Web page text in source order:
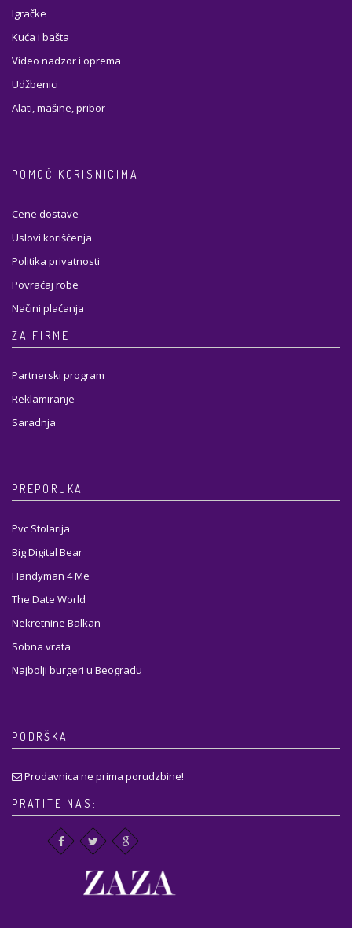
Igračke
Kuća i bašta
Video nadzor i oprema
Udžbenici
Alati, mašine, pribor
POMOĆ KORISNICIMA
Cene dostave
Uslovi korišćenja
Politika privatnosti
Povraćaj robe
Načini plaćanja
ZA FIRME
Partnerski program
Reklamiranje
Saradnja
PREPORUKA
Pvc Stolarija
Big Digital Bear
Handyman 4 Me
The Date World
Nekretnine Balkan
Sobna vrata
Najbolji burgeri u Beogradu
PODRŠKA
Prodavnica ne prima porudzbine!
PRATITE NAS: